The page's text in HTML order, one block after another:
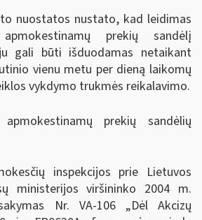
nuostatos nustato, kad leidimas
prekių sandėlį
gali būti išduodamas netaikant
vienu metu per dieną laikomų
vykdymo trukmės reikalavimo.
prekių sandėlių
inspekcijos prie Lietuvos
ministerijos viršininko 2004 m.
Nr. VA-106 „Dėl Akcizų